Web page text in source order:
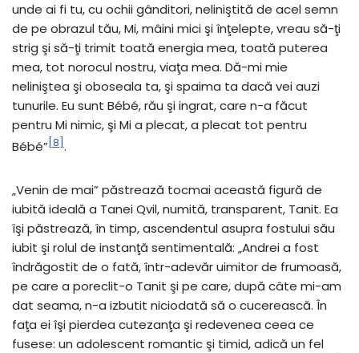
unde ai fi tu, cu ochii gânditori, neliniştită de acel semn
de pe obrazul tău, Mi, mâini mici şi înţelepte, vreau să-ţi
strig şi să-ţi trimit toată energia mea, toată puterea
mea, tot norocul nostru, viaţa mea. Dă-mi mie
neliniştea şi oboseala ta, şi spaima ta dacă vei auzi
tunurile. Eu sunt Bébé, rău şi ingrat, care n-a făcut
pentru Mi nimic, şi Mi a plecat, a plecat tot pentru
Bébé” [8] .
„Venin de mai” păstrează tocmai această figură de
iubită ideală a Tanei Qvil, numită, transparent, Tanit. Ea
îşi păstrează, în timp, ascendentul asupra fostului său
iubit şi rolul de instanţă sentimentală: „Andrei a fost
îndrăgostit de o fată, într-adevăr uimitor de frumoasă,
pe care a poreclit-o Tanit şi pe care, după câte mi-am
dat seama, n-a izbutit niciodată să o cucerească. În
faţa ei îşi pierdea cutezanţa şi redevenea ceea ce
fusese: un adolescent romantic şi timid, adică un fel